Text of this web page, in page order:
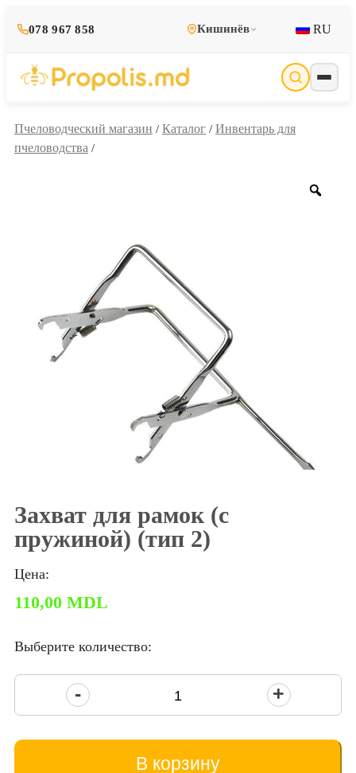
078 967 858 Кишинёв RU
Пчеловодческий магазин / Каталог / Инвентарь для
пчеловодства /
Захват для рамок (c
пружиной) (тип 2)
Цена:
110,00 MDL
Выберите количество:
Количество
товара
Clește
В корзину